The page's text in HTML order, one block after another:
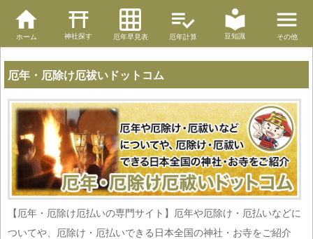
ホーム 神社探す 厄年早見表 厄年計算 豆知識 その他
厄年・厄除け厄祓いドットコム
【厄年・厄除け厄払いの専門サイト】厄年や厄除け・厄払いなどに
ついてや、厄除け・厄払いできる日本全国の神社・お寺をご紹介